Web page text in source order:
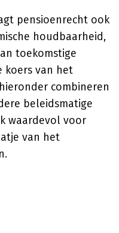
pensioenrecht ook
houdbaarheid,
toekomstige
koers van het
combineren
beleidsmatige
waardevol voor
van het